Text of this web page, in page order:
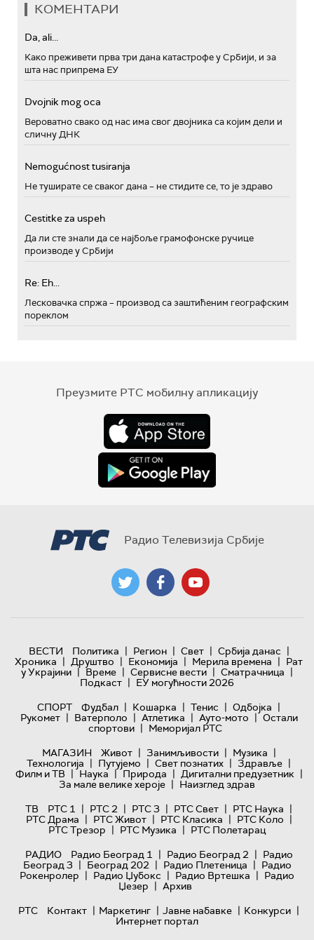
КОМЕНТАРИ
Da, ali...
Како преживети прва три дана катастрофе у Србији, и за
шта нас припрема ЕУ
Dvojnik mog oca
Вероватно свако од нас има свог двојника са којим дели и
сличну ДНК
Nemogućnost tusiranja
Не туширате се сваког дана – не стидите се, то је здраво
Cestitke za uspeh
Да ли сте знали да се најбоље грамофонске ручице
производе у Србији
Re: Eh...
Лесковачка спржа – производ са заштићеним географским
пореклом
Преузмите РТС мобилну апликацију
Радио Телевизија Србије
ВЕСТИ Политика | Регион | Свет | Србија данас |
Хроника | Друштво | Економија | Мерила времена | Рат
у Украјини | Време | Сервисне вести | Сматрачница |
Подкаст | ЕУ могућности 2026
СПОРТ
Фудбал | Кошарка | Тенис | Одбојка |
Рукомет | Ватерполо | Атлетика | Ауто-мото | Остали
спортови | Меморијал РТС
МАГАЗИН
Живот | Занимљивости | Музика |
Технологијa | Путујемо | Свет познатих | Здравље |
Филм и ТВ | Наука | Природа | Дигитални предузетник |
За мале велике хероје | Наизглед здрав
ТВ
РТС 1 | РТС 2 | РТС 3 | РТС Свет | РТС Наука |
РТС Драма | РТС Живот | РТС Класика | РТС Коло |
РТС Трезор | РТС Музика | РТС Полетарац
РАДИО
Радио Београд 1 | Радио Београд 2 | Радио
Београд 3 | Београд 202 | Радио Плетеница | Радио
Рокенролер | Радио Џубокс | Радио Вртешка | Радио
Џезер | Архив
РТС
Контакт | Маркетинг | Јавне набавке | Конкурси |
Интернет портал